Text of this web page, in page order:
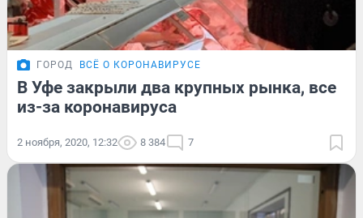
ГОРОД ВСЁ О КОРОНАВИРУСЕ
В Уфе закрыли два крупных рынка, все
из-за коронавируса
2 ноября, 2020, 12:32 8 384 7